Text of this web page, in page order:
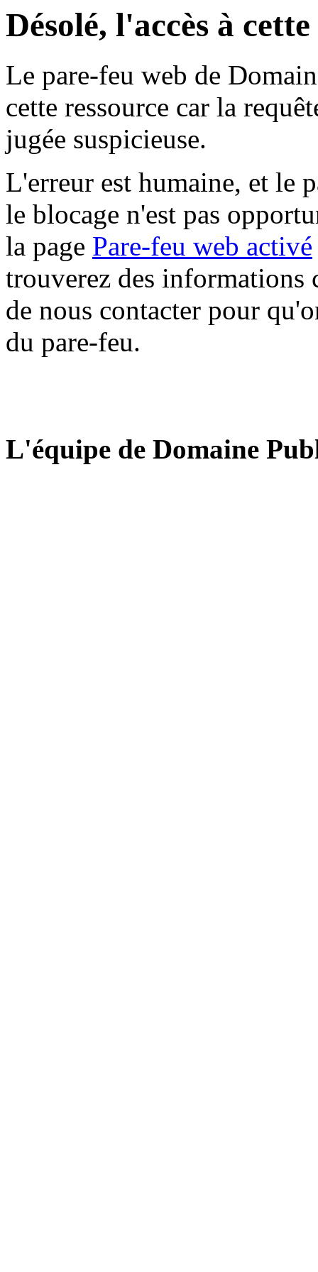
Désolé, l'accès à
Le pare-feu web de
cette ressource car la
jugée suspicieuse.
L'erreur est humaine, et le
le blocage n'est pas
la page Pare-feu web activé
trouverez des informations
de nous contacter pour
du pare-feu.
L'équipe de Domaine